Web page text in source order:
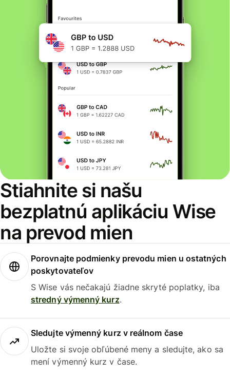
Stiahnite si našu
bezplatnú aplikáciu Wise
na prevod mien
Porovnajte podmienky prevodu mien u ostatných
poskytovateľov
S Wise vás nečakajú žiadne skryté poplatky, iba
stredný výmenný kurz.
Sledujte výmenný kurz v reálnom čase
Uložte si svoje obľúbené meny a sledujte, ako sa
mení výmenný kurz v čase.